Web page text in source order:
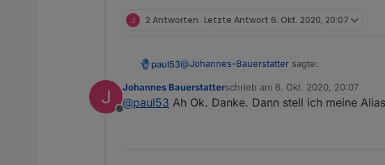
2 Antworten Letzte Antwort 6. Okt. 2020, 20:07
paul53@Johannes-Bauerstatter sagte:
Warum funktioniert das unter
Offline
Johannes Bauerstatterschrieb am 6. Okt. 2020, 20:07
zuletzt editiert von
@paul53 Ah Ok. Danke. Dann stell ich meine